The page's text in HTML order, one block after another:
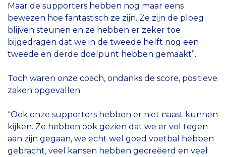
Maar de supporters hebben nog maar eens
bewezen hoe fantastisch ze zijn. Ze zijn de ploeg
blijven steunen en ze hebben er zeker toe
bijgedragen dat we in de tweede helft nog een
tweede en derde doelpunt hebben gemaakt”.
Toch waren onze coach, ondanks de score, positieve
zaken opgevallen.
“Ook onze supporters hebben er niet naast kunnen
kijken. Ze hebben ook gezien dat we er vol tegen
aan zijn gegaan, we echt wel goed voetbal hebben
gebracht, veel kansen hebben gecreëerd en veel